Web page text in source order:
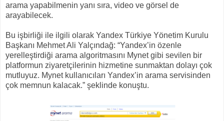
arama yapabilmenin yanı sıra, video ve görsel de
arayabilecek.
Bu işbirliği ile ilgili olarak Yandex Türkiye Yönetim Kurulu
Başkanı Mehmet Ali Yalçındağ: “Yandex’in özenle
yerelleştirdiği arama algoritmasını Mynet gibi sevilen bir
platformun ziyaretçilerinin hizmetine sunmaktan dolayı çok
mutluyuz. Mynet kullanıcıları Yandex’in arama servisinden
çok memnun kalacak.” şeklinde konuştu.